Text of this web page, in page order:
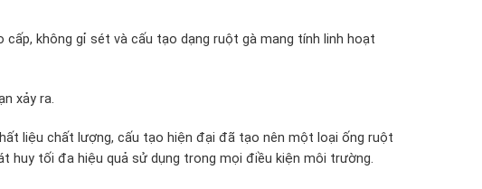
không gỉ sét và cấu tạo dạng ruột gà mang tính linh hoạt
xảy ra.
liệu chất lượng, cấu tạo hiện đại đã tạo nên một loại ống ruột
huy tối đa hiệu quả sử dụng trong mọi điều kiện môi trường.